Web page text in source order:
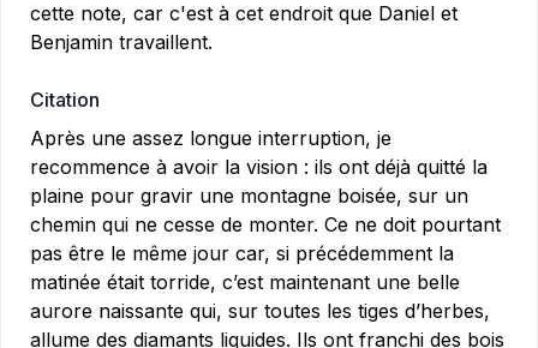
cette note, car c'est à cet endroit que Daniel et
Benjamin travaillent.
Citation
Après une assez longue interruption, je
recommence à avoir la vision : ils ont déjà quitté la
plaine pour gravir une montagne boisée, sur un
chemin qui ne cesse de monter. Ce ne doit pourtant
pas être le même jour car, si précédemment la
matinée était torride, c’est maintenant une belle
aurore naissante qui, sur toutes les tiges d’herbes,
allume des diamants liquides. Ils ont franchi des bois